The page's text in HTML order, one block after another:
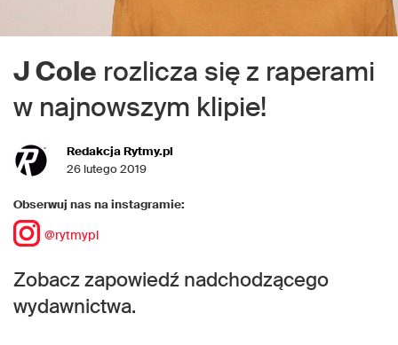
J Cole rozlicza się z raperami
w najnowszym klipie!
Redakcja Rytmy.pl
26 lutego 2019
Obserwuj nas na instagramie:
@rytmypl
Zobacz zapowiedź nadchodzącego
wydawnictwa.